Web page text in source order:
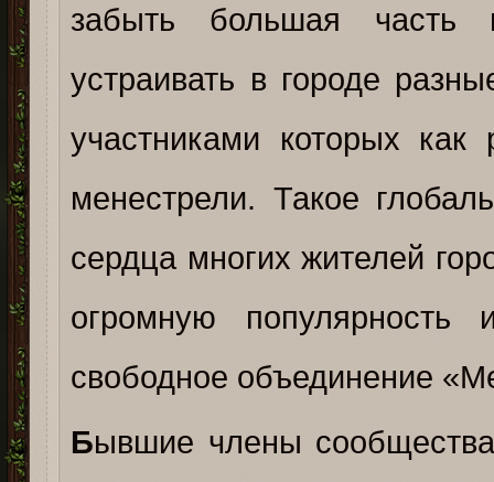
забыть большая часть
устраивать в городе
участниками которых
менестрели. Такое
сердца многих жителей
огромную
свободное объединение
Бывшие члены